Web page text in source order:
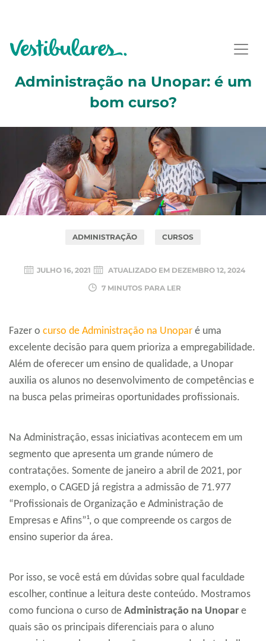
Administração na Unopar: é um
bom curso?
ADMINISTRAÇÃO CURSOS
JULHO 16, 2021 ATUALIZADO EM DEZEMBRO 12, 2024
7 MINUTOS PARA LER
Fazer o curso de Administração na Unopar é uma
excelente decisão para quem prioriza a empregabilidade.
Além de oferecer um ensino de qualidade, a Unopar
auxilia os alunos no desenvolvimento de competências e
na busca pelas primeiras oportunidades profissionais.
Na Administração, essas iniciativas acontecem em um
segmento que apresenta um grande número de
contratações. Somente de janeiro a abril de 2021, por
exemplo, o CAGED já registra a admissão de 71.977
“Profissionais de Organização e Administração de
Empresas e Afins”¹, o que compreende os cargos de
ensino superior da área.
Por isso, se você está em dúvidas sobre qual faculdade
escolher, continue a leitura deste conteúdo. Mostramos
como funciona o curso de Administração na Unopar e
quais são os principais diferenciais para o aluno